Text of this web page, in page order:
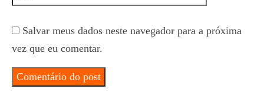
Salvar meus dados neste navegador para a próxima
vez que eu comentar.